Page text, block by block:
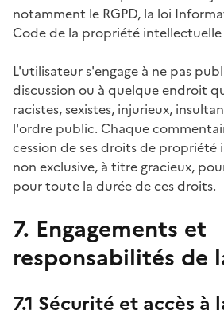
notamment le RGPD, la loi
Code de la propriété intellectuelle
L'utilisateur s'engage à ne pas
discussion ou à quelque endroit
racistes, sexistes, injurieux,
l'ordre public. Chaque
cession de ses droits de
non exclusive, à titre gracieux,
pour toute la durée de ces droits.
7. Engagements et
responsabilités de
7.1 Sécurité et accès